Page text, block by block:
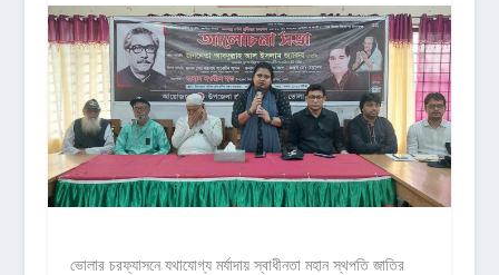
ভোলার চরফ্যাসনে যথাযোগ্য মর্যাদায় স্বাধীনতা মহান স্থপতি জাতির